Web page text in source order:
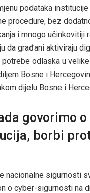
podataka
procedure, bez
i mnogo učinkovitiji
da građani aktiviraju
odlaska u
Bosne i
dijelu Bosne i
govorimo
borbi
nacionalne sigurnosti
o cyber-sigurnosti na